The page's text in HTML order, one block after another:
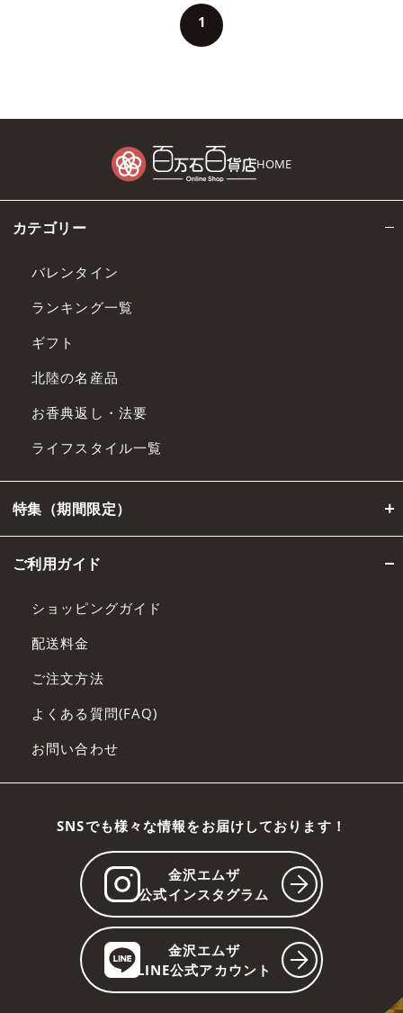
1
HOME
カテゴリー
バレンタイン
ランキング一覧
ギフト
北陸の名産品
お香典返し・法要
ライフスタイル一覧
特集（期間限定）
ご利用ガイド
ショッピングガイド
配送料金
ご注文方法
よくある質問(FAQ)
お問い合わせ
SNSでも様々な情報をお届けしております！
金沢エムザ
公式インスタグラム
金沢エムザ
LINE公式アカウント